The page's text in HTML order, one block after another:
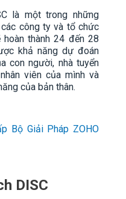
là một trong những
công ty và tổ chức
thành 24 đến 28
khả năng dự đoán
con người, nhà tuyển
viên của mình và
của bản thân.
Bộ Giải Pháp ZOHO
DISC